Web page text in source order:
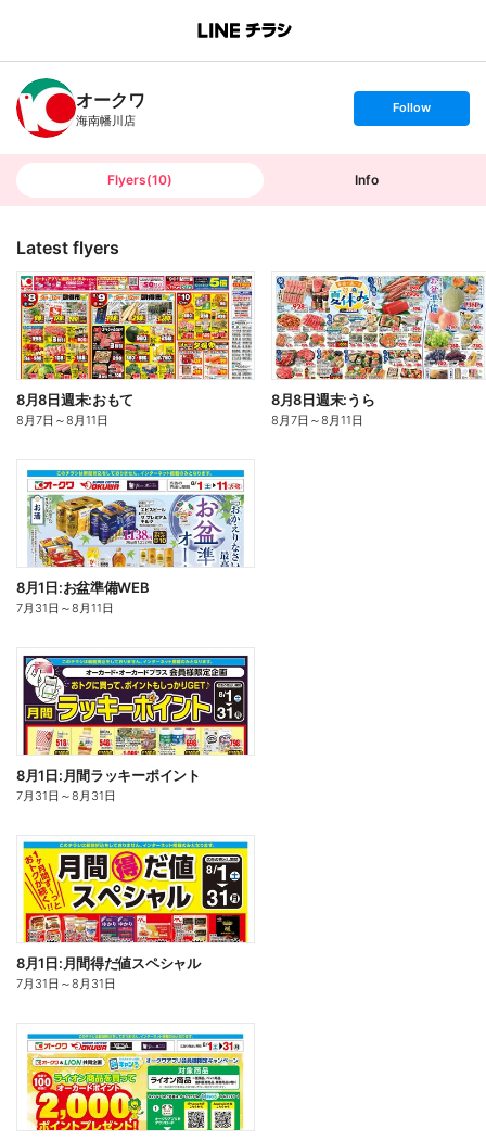
B
n
c
h
T
オークワ
海南幡川店
s
t
o
Follow
Flyers(10) Info
Latest flyers
8月8日週末:おもて
8月7日 ～8月11日
8月8日週末:うら
8月7日 ～8月11日
8月1日:お盆準備WEB
7月31日 ～8月11日
8月1日:月間ラッキーポイント
7月31日 ～8月31日
8月1日:月間得だ値スペシャル
7月31日 ～8月31日